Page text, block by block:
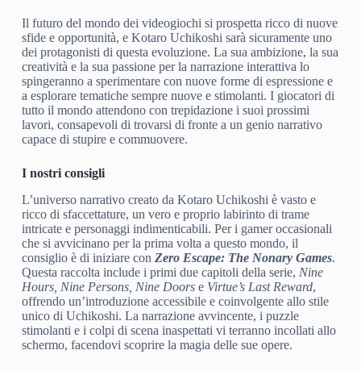
Il futuro del mondo dei videogiochi si prospetta ricco di nuove
sfide e opportunità, e Kotaro Uchikoshi sarà sicuramente uno
dei protagonisti di questa evoluzione. La sua ambizione, la sua
creatività e la sua passione per la narrazione interattiva lo
spingeranno a sperimentare con nuove forme di espressione e
a esplorare tematiche sempre nuove e stimolanti. I giocatori di
tutto il mondo attendono con trepidazione i suoi prossimi
lavori, consapevoli di trovarsi di fronte a un genio narrativo
capace di stupire e commuovere.
I nostri consigli
L’universo narrativo creato da Kotaro Uchikoshi è vasto e
ricco di sfaccettature, un vero e proprio labirinto di trame
intricate e personaggi indimenticabili. Per i gamer occasionali
che si avvicinano per la prima volta a questo mondo, il
consiglio è di iniziare con Zero Escape: The Nonary Games.
Questa raccolta include i primi due capitoli della serie, Nine
Hours, Nine Persons, Nine Doorse Virtue’s Last Reward,
offrendo un’introduzione accessibile e coinvolgente allo stile
unico di Uchikoshi. La narrazione avvincente, i puzzle
stimolanti e i colpi di scena inaspettati vi terranno incollati allo
schermo, facendovi scoprire la magia delle sue opere.